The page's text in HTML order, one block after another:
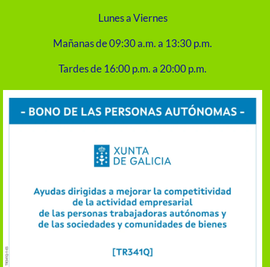
Lunes a Viernes
Mañanas de 09:30 a.m. a 13:30 p.m.
Tardes de 16:00 p.m. a 20:00 p.m.